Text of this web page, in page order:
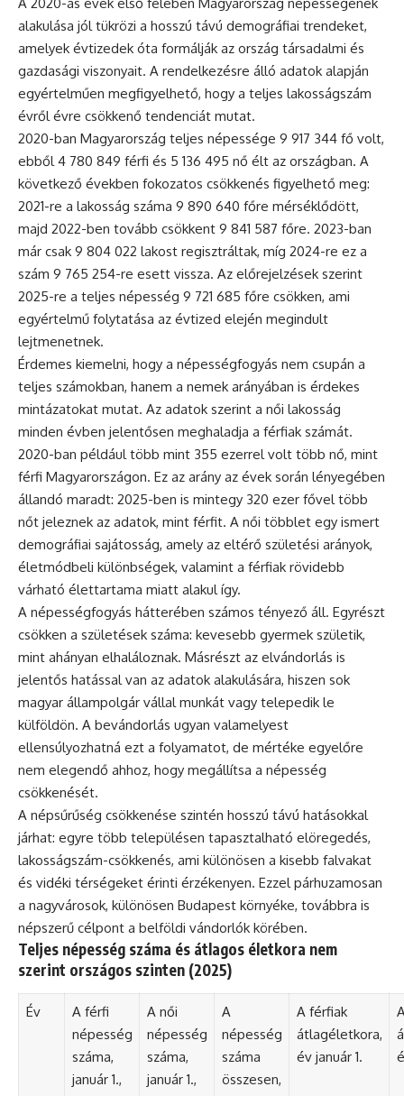
alakulása jól tükrözi a hosszú távú demográfiai trendeket,
amelyek évtizedek óta formálják az ország társadalmi és
gazdasági viszonyait. A rendelkezésre álló adatok alapján
egyértelműen megfigyelhető, hogy a teljes lakosságszám
évről évre csökkenő tendenciát mutat.
2020-ban Magyarország teljes népessége 9 917 344 fő volt,
ebből 4 780 849 férfi és 5 136 495 nő élt az országban. A
következő években fokozatos csökkenés figyelhető meg:
2021-re a lakosság száma 9 890 640 főre mérséklődött,
majd 2022-ben tovább csökkent 9 841 587 főre. 2023-ban
már csak 9 804 022 lakost regisztráltak, míg 2024-re ez a
szám 9 765 254-re esett vissza. Az előrejelzések szerint
2025-re a teljes népesség 9 721 685 főre csökken, ami
egyértelmű folytatása az évtized elején megindult
lejtmenetnek.
Érdemes kiemelni, hogy a népességfogyás nem csupán a
teljes számokban, hanem a nemek arányában is érdekes
mintázatokat mutat. Az adatok szerint a női lakosság
minden évben jelentősen meghaladja a férfiak számát.
2020-ban például több mint 355 ezerrel volt több nő, mint
férfi Magyarországon. Ez az arány az évek során lényegében
állandó maradt: 2025-ben is mintegy 320 ezer fővel több
nőt jeleznek az adatok, mint férfit. A női többlet egy ismert
demográfiai sajátosság, amely az eltérő születési arányok,
életmódbeli különbségek, valamint a férfiak rövidebb
várható élettartama miatt alakul így.
A népességfogyás hátterében számos tényező áll. Egyrészt
csökken a születések száma: kevesebb gyermek születik,
mint ahányan elhaláloznak. Másrészt az elvándorlás is
jelentős hatással van az adatok alakulására, hiszen sok
magyar állampolgár vállal munkát vagy telepedik le
külföldön. A bevándorlás ugyan valamelyest
ellensúlyozhatná ezt a folyamatot, de mértéke egyelőre
nem elegendő ahhoz, hogy megállítsa a népesség
csökkenését.
A népsűrűség csökkenése szintén hosszú távú hatásokkal
járhat: egyre több településen tapasztalható elöregedés,
lakosságszám-csökkenés, ami különösen a kisebb falvakat
és vidéki térségeket érinti érzékenyen. Ezzel párhuzamosan
a nagyvárosok, különösen Budapest környéke, továbbra is
népszerű célpont a belföldi vándorlók körében.
Teljes népesség száma és átlagos életkora nem
szerint országos szinten (2025)
Év
A férfi
népesség
száma,
január 1.,
A női
népesség
száma,
január 1.,
A
népesség
száma
összesen,
A férfiak
átlagéletkora,
év január 1.